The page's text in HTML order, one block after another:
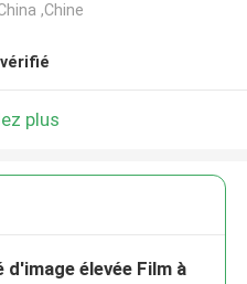
,Chine
plus
d'image élevée Film à